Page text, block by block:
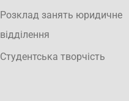
Розклад занять юридичне
відділення
Студентська творчість